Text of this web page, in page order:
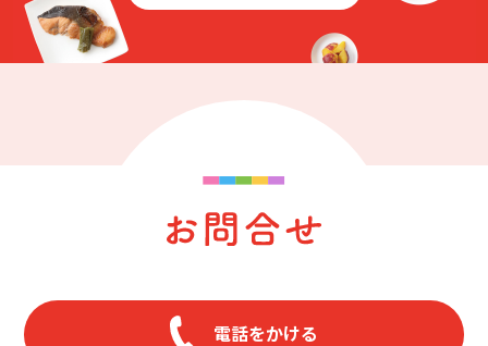
電話をかける